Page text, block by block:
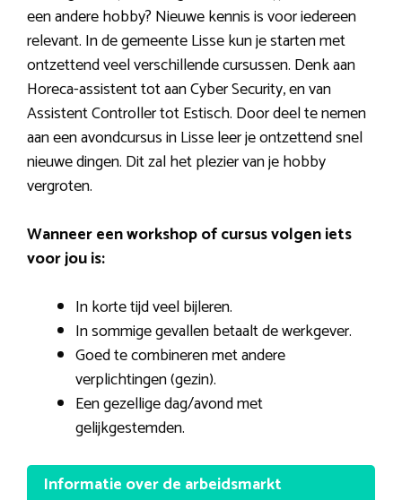
een andere hobby? Nieuwe kennis is voor iedereen
relevant. In de gemeente Lisse kun je starten met
ontzettend veel verschillende cursussen. Denk aan
Horeca-assistent tot aan Cyber Security, en van
Assistent Controller tot Estisch. Door deel te nemen
aan een avondcursus in Lisse leer je ontzettend snel
nieuwe dingen. Dit zal het plezier van je hobby
vergroten.
Wanneer een workshop of cursus volgen iets
voor jou is:
In korte tijd veel bijleren.
In sommige gevallen betaalt de werkgever.
Goed te combineren met andere
verplichtingen (gezin).
Een gezellige dag/avond met
gelijkgestemden.
Informatie over de arbeidsmarkt